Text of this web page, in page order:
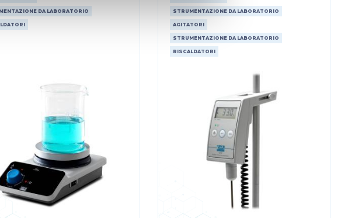
DA LABORATORIO STRUMENTAZIONE DA LABORATORIO
AGITATORI
STRUMENTAZIONE DA LABORATORIO
RISCALDATORI